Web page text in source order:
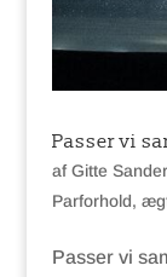
Passer vi
afGitte Sander
Parforhold,
Passer vi